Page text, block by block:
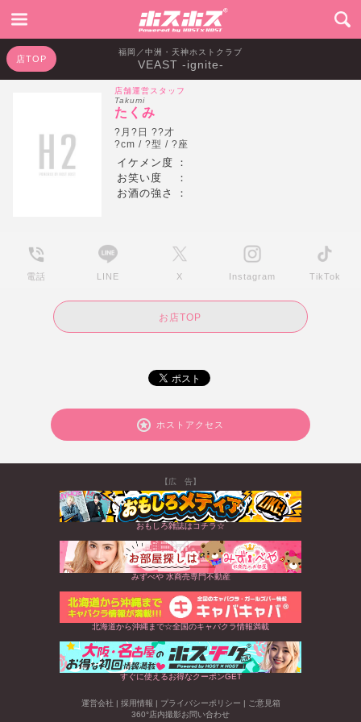
福岡／中洲・天神ホストクラブ
VEAST -ignite-
店TOP
店舗運営スタッフ
Takumi
たくみ
?月?日 ??才
?cm / ?型 / ?座
イケメン度
：
お笑い度
：
お酒の強さ
：
電話 LINE X Instagram TikTok
お店TOP
ホストアクセス
【広 告】
おもしろ雑誌はコチラ☆
みずべや 水商売専門不動産
北海道から沖縄まで☆全国のキャバクラ情報満載
すぐに使えるお得なクーポンGET
運営会社 | 採用情報 | プライバシーポリシー | ご意見箱
360°店内撮影お問い合わせ